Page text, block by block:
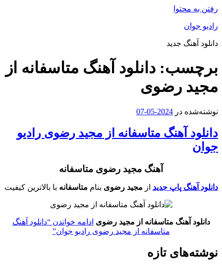
رفتن به محتوا
رادیو جوان
دانلود آهنگ جدید
برچسب: دانلود آهنگ متاسفانه از
مجید رضوی
نوشته‌شده در 2024-05-07
دانلود آهنگ متاسفانه از مجید رضوی رادیو
جوان
آهنگ مجید رضوی متاسفانه
دانلود آهنگ پاپ جدید از مجید رضوی بنام متاسفانه با بالاترین کیفیت
دانلود آهنگ متاسفانه از مجید رضوی ادامه خواندن “دانلود آهنگ
متاسفانه از مجید رضوی رادیو جوان”
نوشته‌های تازه